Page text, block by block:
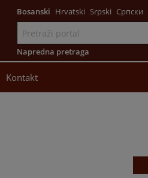
Bosanski Hrvatski Srpski Српски
Napredna pretraga
Kontakt